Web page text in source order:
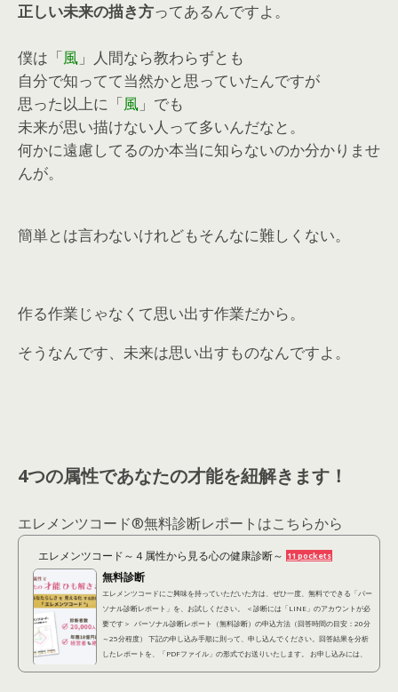
正しい未来の描き方ってあるんですよ。
僕は「風 」人間なら教わらずとも
自分で知ってて当然かと思っていたんですが
思った以上に「風 」でも
未来が思い描けない人って多いんだなと。
何かに遠慮してるのか本当に知らないのか分かりませ
んが。
簡単とは言わないけれどもそんなに難しくない。
作る作業じゃなくて思い出す作業だから。
そうなんです、未来は思い出すものなんですよ。
4つの属性であなたの才能を紐解きます！
エレメンツコード®︎無料診断レポートはこちらから
エレメンツコード～４属性から見る心の健康診断～ 11 pockets
無料診断
エレメンツコードにご興味を持っていただいた方は、ぜひ一度、無料でできる「パー
ソナル診断レポート」を、お試しください。 ＜診断には「LINE」のアカウントが必
要です＞ パーソナル診断レポート（無料診断）の申込方法（回答時間の目安：20分
～25分程度） 下記の申し込み手順に則って、申し込んでください。回答結果を分析
したレポートを、「PDFファイル」の形式でお送りいたします。 お申し込みには、